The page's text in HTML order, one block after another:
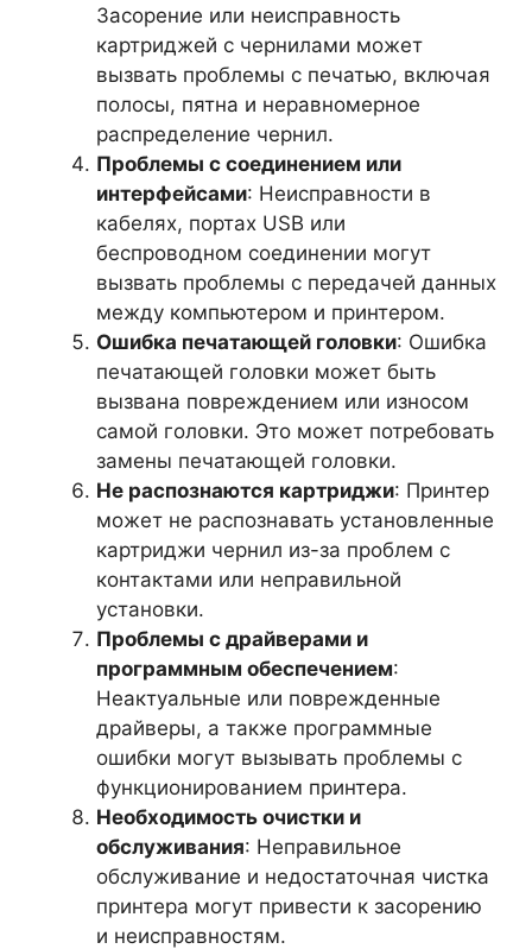
Засорение или неисправность
картриджей с чернилами может
вызвать проблемы с печатью, включая
полосы, пятна и неравномерное
распределение чернил.
Проблемы с соединением или
интерфейсами: Неисправности в
кабелях, портах USB или
беспроводном соединении могут
вызвать проблемы с передачей данных
между компьютером и принтером.
Ошибка печатающей головки: Ошибка
печатающей головки может быть
вызвана повреждением или износом
самой головки. Это может потребовать
замены печатающей головки.
Не распознаются картриджи: Принтер
может не распознавать установленные
картриджи чернил из-за проблем с
контактами или неправильной
установки.
Проблемы с драйверами и
программным обеспечением:
Неактуальные или поврежденные
драйверы, а также программные
ошибки могут вызывать проблемы с
функционированием принтера.
Необходимость очистки и
обслуживания: Неправильное
обслуживание и недостаточная чистка
принтера могут привести к засорению
и неисправностям.